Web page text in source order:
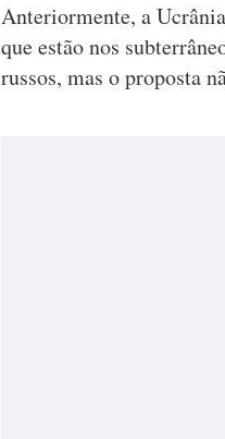
Anteriormente, a
que estão nos
russos, mas o proposta